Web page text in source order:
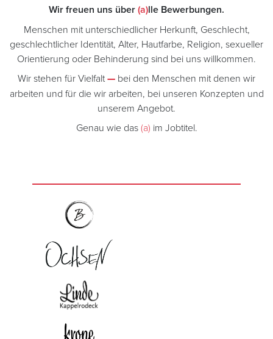
Wir freuen uns über(a)lle Bewerbungen.
Menschen mit unterschiedlicher Herkunft, Geschlecht,
geschlechtlicher Identität, Alter, Hautfarbe, Religion, sexueller
Orientierung oder Behinderung sind bei uns willkommen.
Wir stehen für Vielfalt— bei den Menschen mit denen wir
arbeiten und für die wir arbeiten, bei unseren Konzepten und
unserem Angebot.
Genau wie das(a) im Jobtitel.